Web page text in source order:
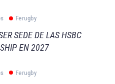
Ferugby
SEDE DE LAS HSBC
EN 2027
Ferugby